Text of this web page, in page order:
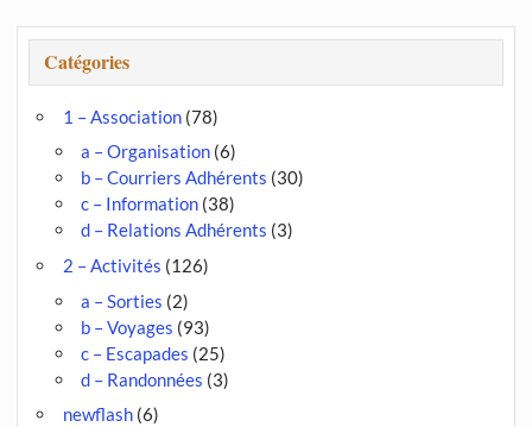
Catégories
1 – Association(78)
a – Organisation(6)
b – Courriers Adhérents (30)
c – Information(38)
d – Relations Adhérents (3)
2 – Activités (126)
a – Sorties (2)
b – Voyages (93)
c – Escapades (25)
d – Randonnées (3)
newflash(6)